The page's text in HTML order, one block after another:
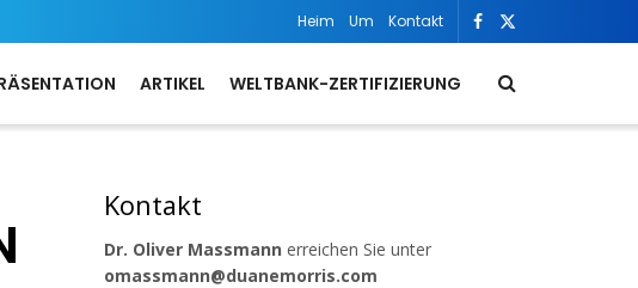
Heim Um Kontakt
ARTIKEL WELTBANK-ZERTIFIZIERUNG
Kontakt
Dr. Oliver Massmann erreichen Sie unter
omassmann@duanemorris.com